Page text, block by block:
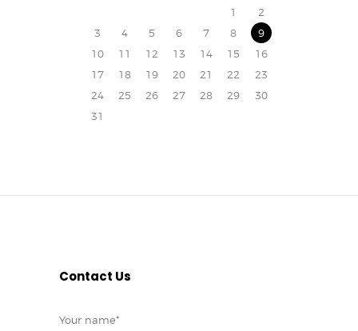
1
2
3
4 5 6 7 8
9
10
11 12 13 14 15
16
17
18 19 20 21 22
23
24
25 26 27 28 29
30
31
Contact Us